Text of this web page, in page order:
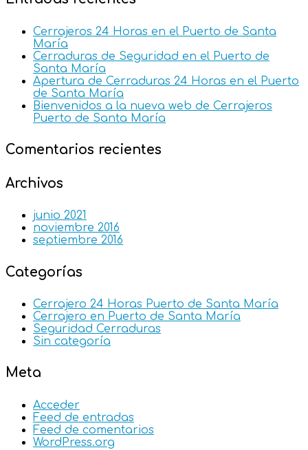
Cerrajeros 24 Horas en el Puerto de Santa
María
Cerraduras de Seguridad en el Puerto de
Santa María
Apertura de Cerraduras 24 Horas en el Puerto
de Santa María
Bienvenidos a la nueva web de Cerrajeros
Puerto de Santa María
Comentarios recientes
Archivos
junio 2021
noviembre 2016
septiembre 2016
Categorías
Cerrajero 24 Horas Puerto de Santa María
Cerrajero en Puerto de Santa María
Seguridad Cerraduras
Sin categoría
Meta
Acceder
Feed de entradas
Feed de comentarios
WordPress.org